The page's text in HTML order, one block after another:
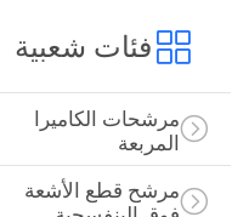
فئات شعبية
مرشحات الكاميرا
المربعة
مرشح قطع الأشعة